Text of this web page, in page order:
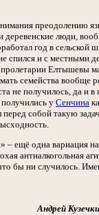
преодолению
деревенские люди,
год в сельской
спился и с местными
Елтышевы
семейства вообще
не получилось, да и
у Сенчина
перед собой такую
– ещё одна вариация
антиалкогольная
бы ни случилось.
Андрей